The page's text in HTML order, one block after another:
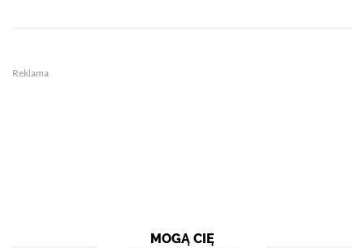
Reklama
MOGĄ CIĘ